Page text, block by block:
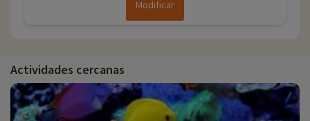
Modificar
Actividades cercanas